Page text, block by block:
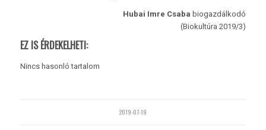
Hubai Imre Csaba biogazdálkodó
(Biokultúra 2019/3)
EZ IS ÉRDEKELHETI:
Nincs hasonló tartalom
2019-07-19